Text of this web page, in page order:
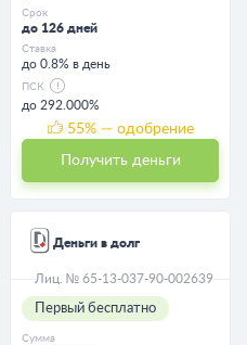
Срок
до 126 дней
Ставка
до 0.8% в день
ПСК
до 292.000%
55% — одобрение
Получить деньги
Деньги в долг
Лиц. № 65-13-037-90-002639
Первый бесплатно
Сумма